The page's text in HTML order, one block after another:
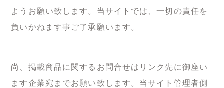
ようお願い致します。当サイトでは、一切の責任を
負いかねます事ご了承願います。
尚、掲載商品に関するお問合せはリンク先に御座い
ます企業宛までお願い致します。当サイト管理者側